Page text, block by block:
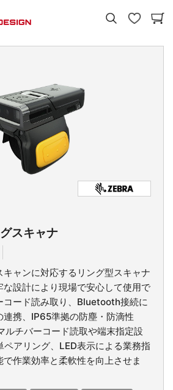
スキャナ
ャンに対応するリング型スキャナ
な設計により現場で安心して使用で
コード読み取り、Bluetooth接続に
連携、IP65準拠の防塵・防滴性
ルチバーコード読取や端末指定設
ペアリング、LED表示による業務指
作業効率と柔軟性を向上させま